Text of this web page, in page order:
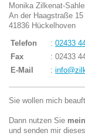
Monika Zilkenat-
An der Haagstraße 15
41836 Hückelhoven
Telefon : 02433
Fax
: 02433
E-Mail
:
Sie wollen mich
Dann nutzen Sie
und senden mir